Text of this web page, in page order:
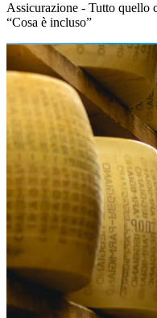
Assicurazione - Tutto quello
“Cosa è incluso”